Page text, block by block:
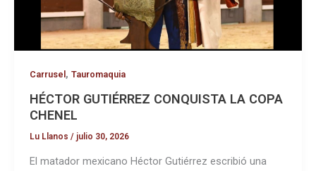
Carrusel , Tauromaquia
HÉCTOR GUTIÉRREZ CONQUISTA LA COPA
CHENEL
Lu Llanos / julio 30, 2026
El matador mexicano Héctor Gutiérrez escribió una